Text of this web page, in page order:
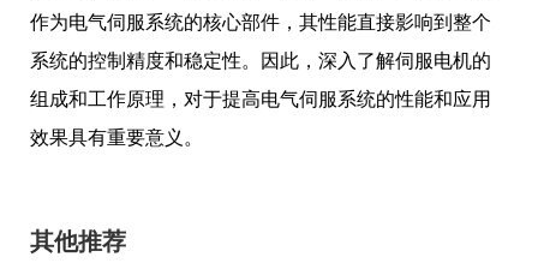
作为电气伺服系统的核心部件，其性能直接影响到整个
系统的控制精度和稳定性。因此，深入了解伺服电机的
组成和工作原理，对于提高电气伺服系统的性能和应用
效果具有重要意义。
其他推荐